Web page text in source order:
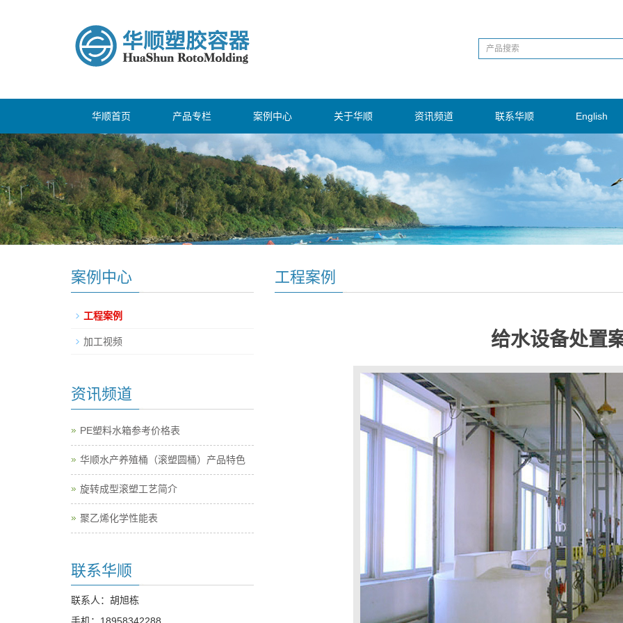
华顺首页 产品专栏 案例中心 关于华顺 资讯频道 联系华顺 English
工程案例
给水设备处置
案例中心
工程案例
加工视频
资讯频道
PE塑料水箱参考价格表
华顺水产养殖桶（滚塑圆桶）产品特色
旋转成型滚塑工艺简介
聚乙烯化学性能表
联系华顺
联系人：胡旭栋